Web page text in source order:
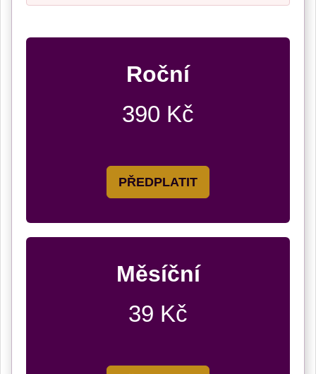
Roční
390 Kč
PŘEDPLATIT
Měsíční
39 Kč